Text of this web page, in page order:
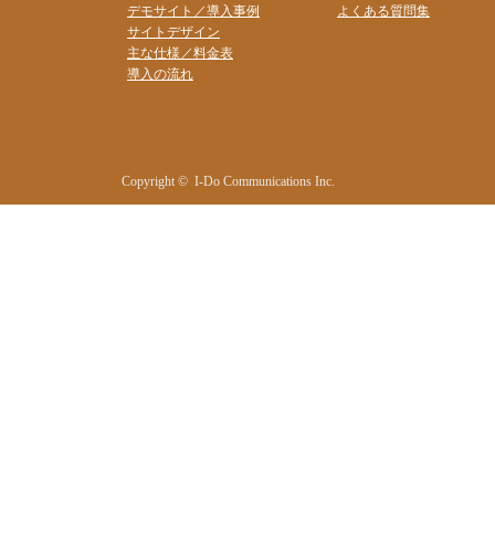
デモサイト／導入事例
サイトデザイン
主な仕様／料金表
導入の流れ
よくある質問集
Copyright © I-Do Communications Inc.